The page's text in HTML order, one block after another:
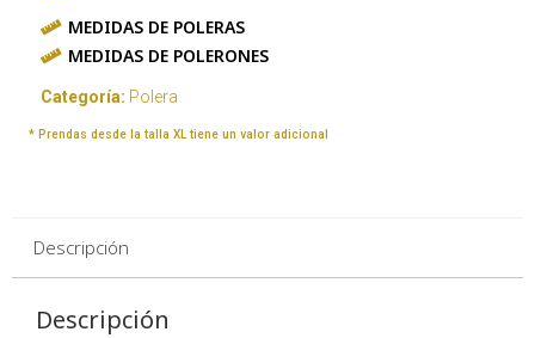
MEDIDAS DE POLERAS
MEDIDAS DE POLERONES
Categoría: Polera
* Prendas desde la talla XL tiene un valor adicional
Descripción
Descripción